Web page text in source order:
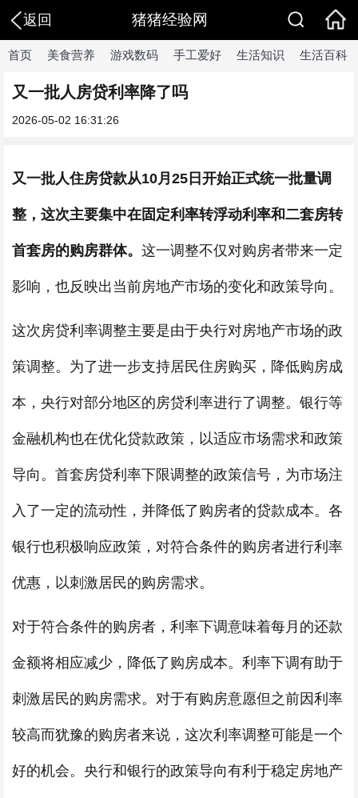
返回 猪猪经验网
首页 美食营养 游戏数码 手工爱好 生活知识 生活百科
​又一批人房贷利率降了吗
2026-05-02 16:31:26
又一批人住房贷款从10月25日开始正式统一批量调
整，这次主要集中在固定利率转浮动利率和二套房转
首套房的购房群体。 这一调整不仅对购房者带来一定
影响，也反映出当前房地产市场的变化和政策导向。
这次房贷利率调整主要是由于央行对房地产市场的政
策调整。为了进一步支持居民住房购买，降低购房成
本，央行对部分地区的房贷利率进行了调整。银行等
金融机构也在优化贷款政策，以适应市场需求和政策
导向。首套房贷利率下限调整的政策信号，为市场注
入了一定的流动性，并降低了购房者的贷款成本。各
银行也积极响应政策，对符合条件的购房者进行利率
优惠，以刺激居民的购房需求。
对于符合条件的购房者，利率下调意味着每月的还款
金额将相应减少，降低了购房成本。利率下调有助于
刺激居民的购房需求。对于有购房意愿但之前因利率
较高而犹豫的购房者来说，这次利率调整可能是一个
好的机会。央行和银行的政策导向有利于稳定房地产